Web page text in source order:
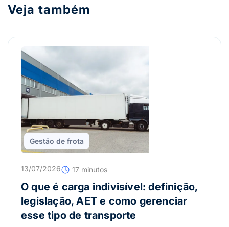
Veja também
Gestão de frota
13/07/2026 17 minutos
O que é carga indivisível: definição,
legislação, AET e como gerenciar
esse tipo de transporte